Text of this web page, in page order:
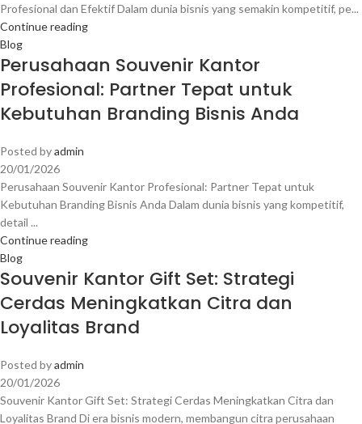
Profesional dan Efektif Dalam dunia bisnis yang semakin kompetitif, pe...
Continue reading
Blog
Perusahaan Souvenir Kantor
Profesional: Partner Tepat untuk
Kebutuhan Branding Bisnis Anda
Posted byadmin
20/01/2026
Perusahaan Souvenir Kantor Profesional: Partner Tepat untuk
Kebutuhan Branding Bisnis Anda Dalam dunia bisnis yang kompetitif,
detail ...
Continue reading
Blog
Souvenir Kantor Gift Set: Strategi
Cerdas Meningkatkan Citra dan
Loyalitas Brand
Posted byadmin
20/01/2026
Souvenir Kantor Gift Set: Strategi Cerdas Meningkatkan Citra dan
Loyalitas Brand Di era bisnis modern, membangun citra perusahaan